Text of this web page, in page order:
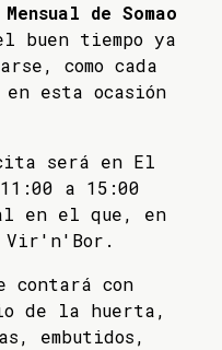
de Somao
buen tiempo ya
como cada
en esta ocasión
cita será en El
a 15:00
en el que, en
Vir'n'Bor.
contará con
de la huerta,
embutidos,